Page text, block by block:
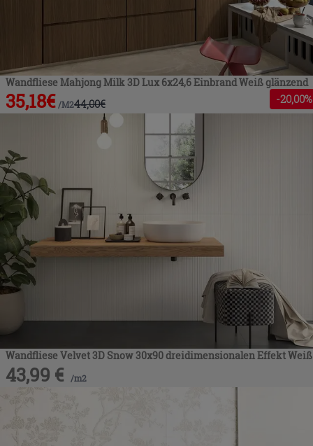
Wandfliese Mahjong Milk 3D Lux 6x24,6 Einbrand Weiß glänzend
35,18€ /M244,00€ -20,00%
Wandfliese Velvet 3D Snow 30x90 dreidimensionalen Effekt Weiß
43,99 € /m2